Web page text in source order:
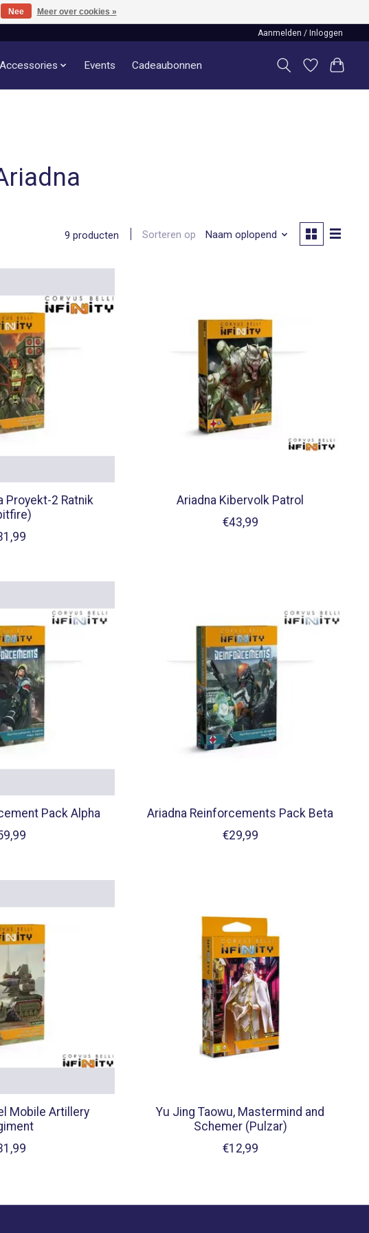
Aanmelden / Inloggen
Events Cadeaubonnen
9 producten Sorteren op Naam oplopend
Proyekt-2 Ratnik
Ariadna Kibervolk Patrol
€43,99
Pack Alpha
Ariadna Reinforcements Pack Beta
€29,99
Mobile Artillery
Yu Jing Taowu, Mastermind and
Schemer (Pulzar)
€12,99
Nee Meer over cookies »